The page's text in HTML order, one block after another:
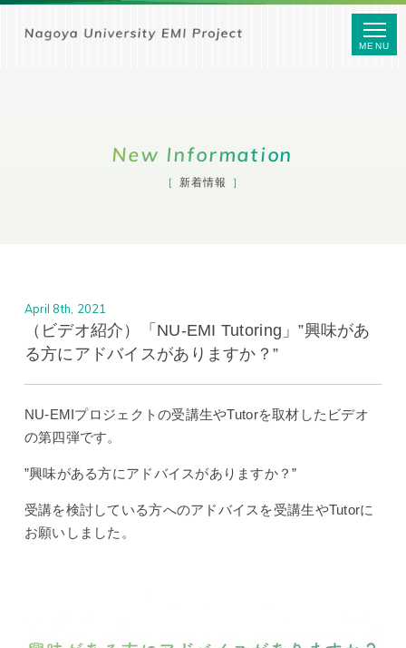
New Information
新着情報
April 8th, 2021
（ビデオ紹介）「NU-EMI Tutoring」”興味があ
る方にアドバイスがありますか？”
NU-EMIプロジェクトの受講生やTutorを取材したビデオ
の第四弾です。
”興味がある方にアドバイスがありますか？”
受講を検討している方へのアドバイスを受講生やTutorに
お願いしました。
MENU